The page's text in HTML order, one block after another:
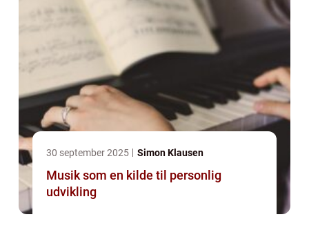
30 september 2025 Simon Klausen
Musik som en kilde til personlig
udvikling